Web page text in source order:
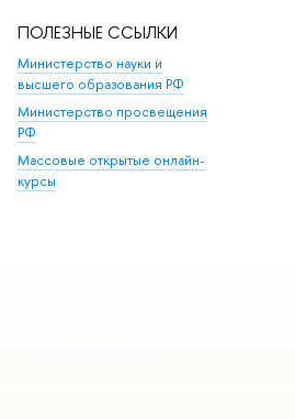
ПОЛЕЗНЫЕ ССЫЛКИ
Министерство науки и
высшего образования РФ
Министерство просвещения
РФ
Массовые открытые онлайн-
курсы